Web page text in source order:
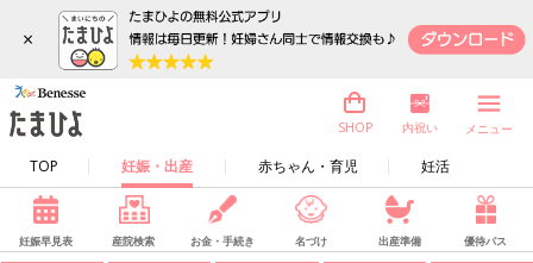
×
TOP 妊娠・出産 赤ちゃん・育児 妊活
SHOP 内祝い メニュー
妊娠早見表 産院検索 お金・手続き 名づけ 出産準備 優待パス